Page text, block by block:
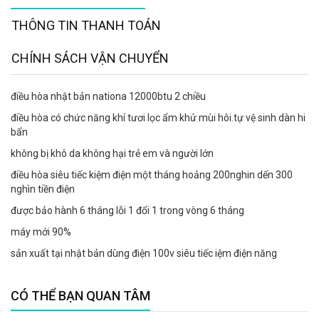
THÔNG TIN THANH TOÁN
CHÍNH SÁCH VẬN CHUYỂN
điều hòa nhật bản nationa 12000btu 2 chiều
điều hòa có chức năng khí tươi lọc ẩm khử mùi hôi.tự vệ sinh dàn hi
bẩn
không bị khô da không hại trẻ em và người lớn
điều hòa siêu tiếc kiệm điện một tháng hoảng 200nghin dến 300
nghìn tiền điện
được bảo hành 6 tháng lỗi 1 đổi 1 trong vòng 6 tháng
máy mới 90%
sản xuất tại nhật bản dùng điện 100v siêu tiếc iệm điện năng
CÓ THỂ BẠN QUAN TÂM